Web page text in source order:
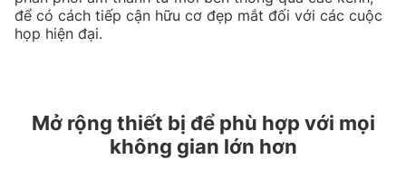
để có cách tiếp cận hữu cơ đẹp mắt đối với các cuộc
họp hiện đại.
Mở rộng thiết bị để phù hợp với mọi
không gian lớn hơn